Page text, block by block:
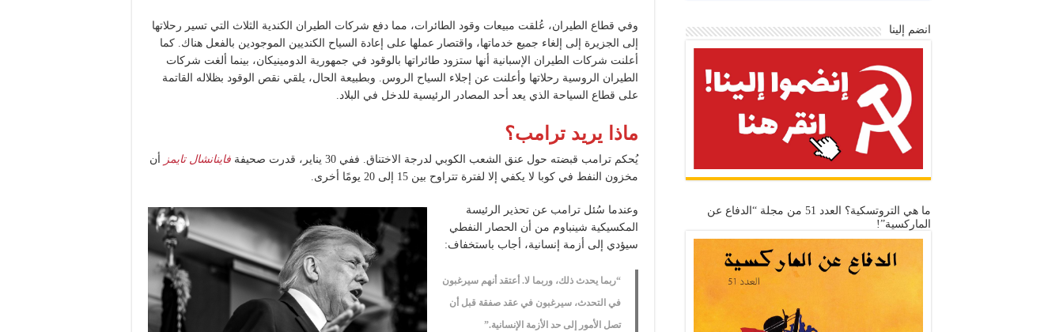
وفي قطاع الطيران، عُلقت مبيعات وقود الطائرات، مما دفع شركات الطيران الكندية الثلاث التي تسير رحلاتها
إلى الجزيرة إلى إلغاء جميع خدماتها، واقتصار عملها على إعادة السياح الكنديين الموجودين بالفعل هناك. كما
أعلنت شركات الطيران الإسبانية أنها ستزود طائراتها بالوقود في جمهورية الدومينيكان، بينما ألغت شركات
الطيران الروسية رحلاتها وأعلنت عن إجلاء السياح الروس. وبطبيعة الحال، يلقي نقص الوقود بظلاله القاتمة
على قطاع السياحة الذي يعد أحد المصادر الرئيسية للدخل في البلاد.
ماذا يريد ترامب؟
يُحكم ترامب قبضته حول عنق الشعب الكوبي لدرجة الاختناق. ففي 30 يناير، قدرت صحيفة فاينانشال تايمز
أن
مخزون النفط في كوبا لا يكفي إلا لفترة تتراوح بين 15 إلى 20 يومًا أخرى.
وعندما سُئل ترامب عن تحذير الرئيسة
المكسيكية شينباوم من أن الحصار النفطي
سيؤدي إلى أزمة إنسانية، أجاب باستخفاف:
“ربما يحدث ذلك، وربما لا. أعتقد أنهم سيرغبون
في التحدث، سيرغبون في عقد صفقة قبل أن
تصل الأمور إلى حد الأزمة الإنسانية.”
انضم إلينا
ما هي التروتسكية؟ العدد 51 من مجلة “الدفاع عن
الماركسية”!